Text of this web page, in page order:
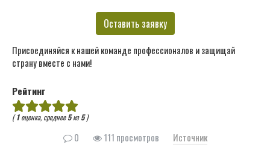
Оставить заявку
Присоединяйся к нашей команде профессионалов и защищай
страну вместе с нами!
Рейтинг
(1оценка, среднее5из5)
0 111 просмотров Источник